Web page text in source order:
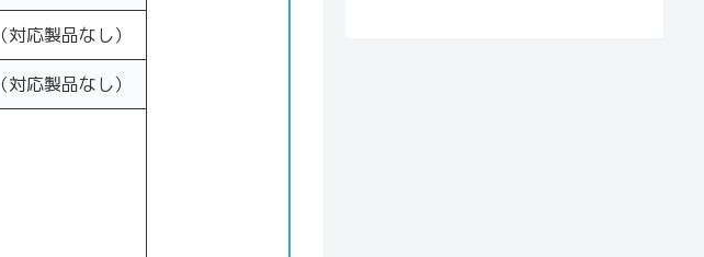
（対応製品なし）
（対応製品なし）